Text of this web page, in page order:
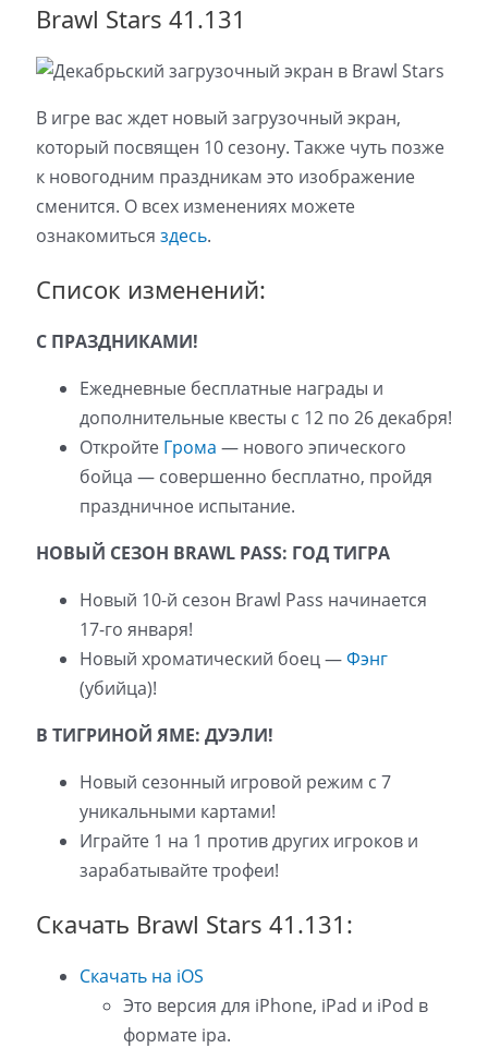
Brawl Stars 41.131
В игре вас ждет новый загрузочный экран,
который посвящен 10 сезону. Также чуть позже
к новогодним праздникам это изображение
сменится. О всех изменениях можете
ознакомиться здесь.
Список изменений:
С ПРАЗДНИКАМИ!
Ежедневные бесплатные награды и
дополнительные квесты с 12 по 26 декабря!
Откройте Грома — нового эпического
бойца — совершенно бесплатно, пройдя
праздничное испытание.
НОВЫЙ СЕЗОН BRAWL PASS: ГОД ТИГРА
Новый 10-й сезон Brawl Pass начинается
17-го января!
Новый хроматический боец —Фэнг
(убийца)!
В ТИГРИНОЙ ЯМЕ: ДУЭЛИ!
Новый сезонный игровой режим с 7
уникальными картами!
Играйте 1 на 1 против других игроков и
зарабатывайте трофеи!
Скачать Brawl Stars 41.131:
Скачать на iOS
Это версия для iPhone, iPad и iPod в
формате ipa.